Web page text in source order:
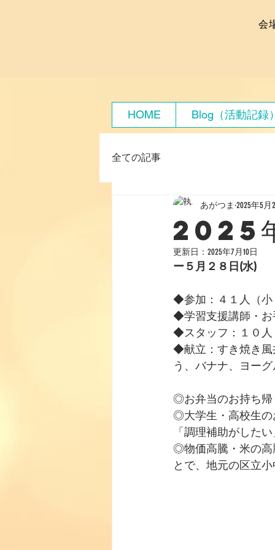
会
HOME Blog（活動記録
全ての記事
2025年
あがつま 2025年5月
更新日： 2025年7月10日
ー５月２８日(水)
◆参加：４１人（小
◆学習支援講師・お
◆スタッフ：１０人
◆献立：すき焼き風
う、バナナ、ヨー
◎お弁当のお持ち帰
◎大学生・高校生の
「調理補助がした
◎物価高騰・米の高
とで、地元の区立